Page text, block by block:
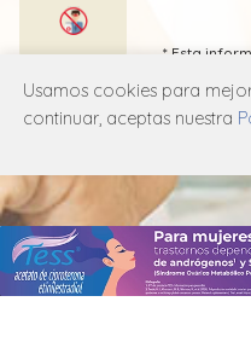
* Esta
POLÍTICA DE PRIVACIDAD
Usamos cookies para
continuar, aceptas nuestra